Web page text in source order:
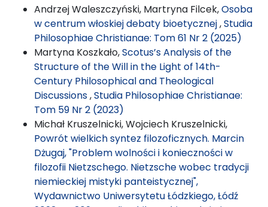
Andrzej Waleszczyński, Martryna Filcek,Osoba
w centrum włoskiej debaty bioetycznej,Studia
Philosophiae Christianae: Tom 61 Nr 2 (2025)
Martyna Koszkało,Scotus’s Analysis of the
Structure of the Will in the Light of 14th-
Century Philosophical and Theological
Discussions,Studia Philosophiae Christianae:
Tom 59 Nr 2 (2023)
Michał Kruszelnicki, Wojciech Kruszelnicki,
Powrót wielkich syntez filozoficznych. Marcin
Dżugaj, "Problem wolności i konieczności w
filozofii Nietzschego. Nietzsche wobec tradycji
niemieckiej mistyki panteistycznej",
Wydawnictwo Uniwersytetu Łódzkiego, Łódź